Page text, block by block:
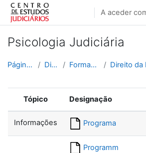
Ir para o conteúdo principal
A aceder
Psicologia Judiciária
Página principal Disciplinas Formação Contínua
Tópico Designação
Informações Programa
Programm